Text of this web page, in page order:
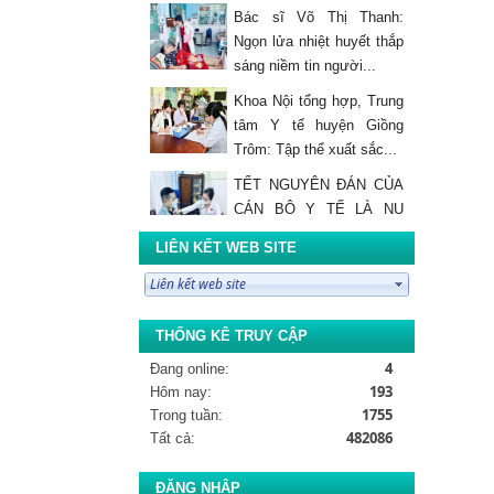
Bác sĩ Võ Thị Thanh:
Ngọn lửa nhiệt huyết thắp
sáng niềm tin người...
Khoa Nội tổng hợp, Trung
tâm Y tế huyện Giồng
Trôm: Tập thể xuất sắc...
TẾT NGUYÊN ĐÁN CỦA
CÁN BỘ Y TẾ LÀ NỤ
CƯỜI CỦA BỆNH NHÂN
Thông báo giá Dịch Vụ Kỹ
Thuật
TRUNG TÂM Y TẾ
HUYỆN GIỒNG TRÔM
TỔ CHỨC TẬP HUẤN
PHÒNG CHÁY CHỮA CHÁY...
BỘ HỒI SỨC CẤP CỨU -
LIÊN KẾT WEB SITE
THỐNG KÊ TRUY CẬP
Đang online:
4
Hôm nay: 193
Trong tuần: 1755
Tất cả: 482086
ĐĂNG NHẬP